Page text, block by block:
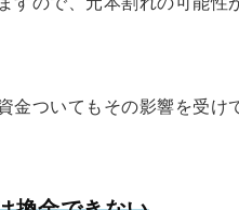
金ついてもその影響を受け